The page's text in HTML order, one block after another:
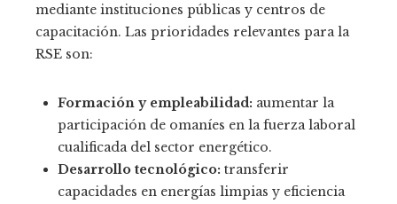
mediante instituciones públicas y centros de
capacitación. Las prioridades relevantes para la
RSE son:
Formación y empleabilidad: aumentar la
participación de omaníes en la fuerza laboral
cualificada del sector energético.
Desarrollo tecnológico: transferir
capacidades en energías limpias y eficiencia